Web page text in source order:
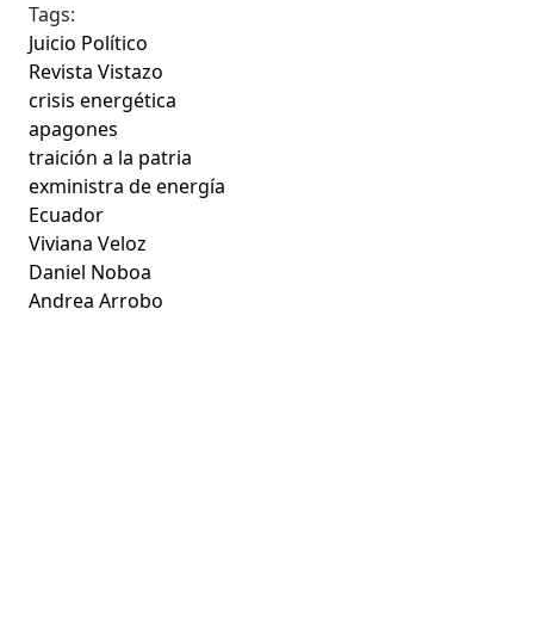
Tags:
Juicio Político
Revista Vistazo
crisis energética
apagones
traición a la patria
exministra de energía
Ecuador
Viviana Veloz
Daniel Noboa
Andrea Arrobo